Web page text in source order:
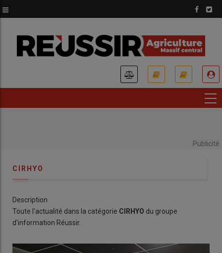
au
principal
Publicité
CIRHYO
Description
Toute l'actualité dans la catégorie CIRHYO du groupe
d'information Réussir.